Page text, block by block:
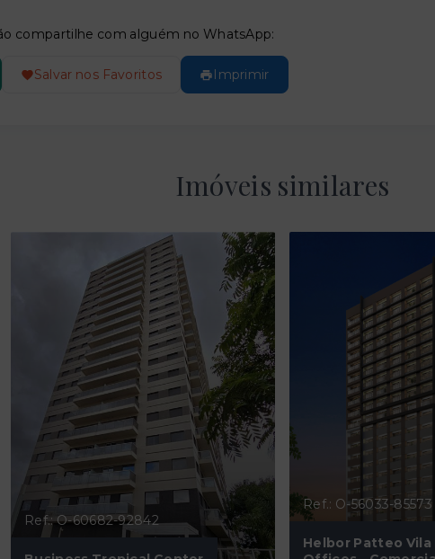
compartilhe com alguém no WhatsApp:
Salvar nos Favoritos Imprimir
Imóveis similares
Ref.: O-60682-92842
Ref.: O-56033-85573
Helbor Patteo Vila